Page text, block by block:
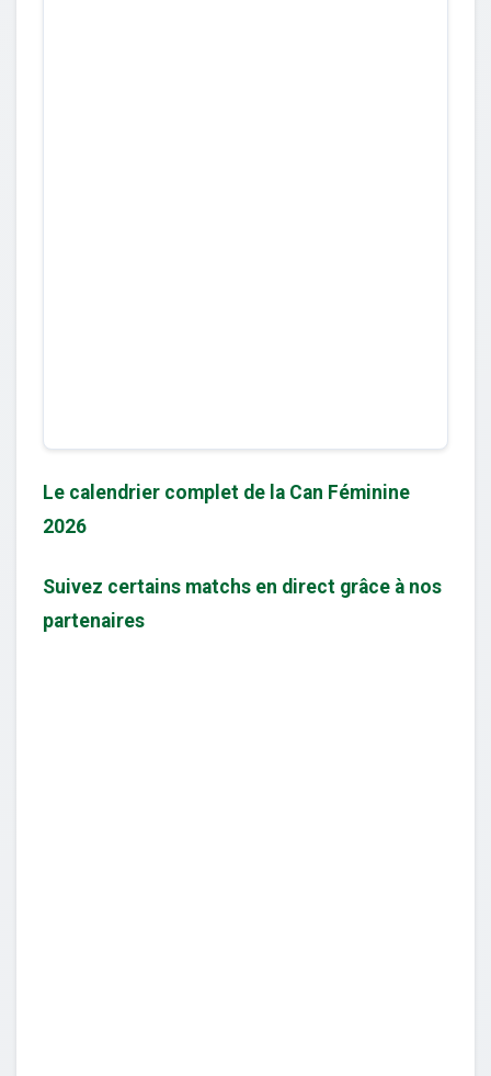
Le calendrier complet de la Can Féminine
2026
Suivez certains matchs en direct grâce à nos
partenaires